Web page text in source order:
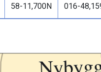
58-11,700N 016-